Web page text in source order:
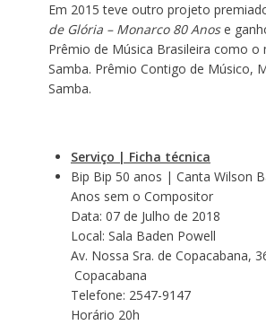
Em 2015 teve outro projeto
de Glória – Monarco 80 Anose
Prêmio de Música Brasileira como o
Samba. Prêmio Contigo de Músico,
Samba.
Serviço | Ficha técnica
Bip Bip 50 anos | Canta Wilson
Anos sem o Compositor
Data: 07 de Julho de 2018
Local: Sala Baden Powell
Av. Nossa Sra. de Copacabana,
Copacabana
Telefone: 2547-9147
Horário 20h